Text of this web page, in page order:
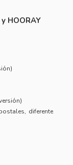
HOORAY
diferente